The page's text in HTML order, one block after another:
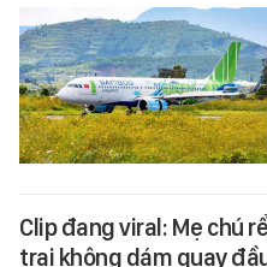
Clip đang viral: Mẹ chú
trai không dám quay